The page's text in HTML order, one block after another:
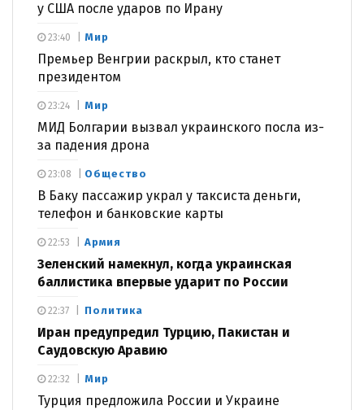
у США после ударов по Ирану
Мир
Премьер Венгрии раскрыл, кто станет
президентом
23:40
Мир
МИД Болгарии вызвал украинского посла из-
за падения дрона
23:24
Общество
В Баку пассажир украл у таксиста деньги,
телефон и банковские карты
23:08
Армия
Зеленский намекнул, когда украинская
баллистика впервые ударит по России
22:53
Политика
Иран предупредил Турцию, Пакистан и
Саудовскую Аравию
22:37
Мир
Турция предложила России и Украине
22:32